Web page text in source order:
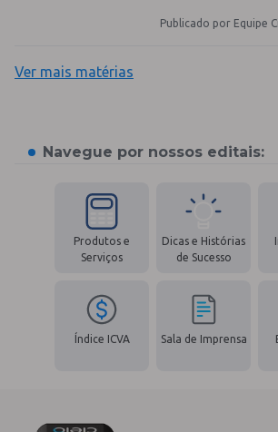
Publicado por Equipe
Ver mais matérias
Navegue por nossos editais:
Produtos e
Serviços
Dicas e Histórias
de Sucesso
Índice ICVA Sala de Imprensa